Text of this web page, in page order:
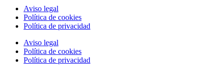
Aviso legal
Política de cookies
Política de privacidad
Aviso legal
Política de cookies
Política de privacidad